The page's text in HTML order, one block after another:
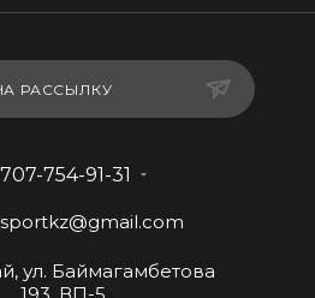
РАССЫЛКУ
754-91-31
ул. Баймагамбетова